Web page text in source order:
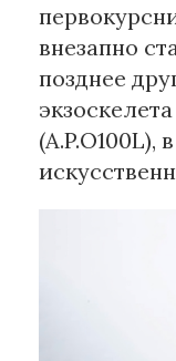
внезапно
позднее
(A.P.O100L),